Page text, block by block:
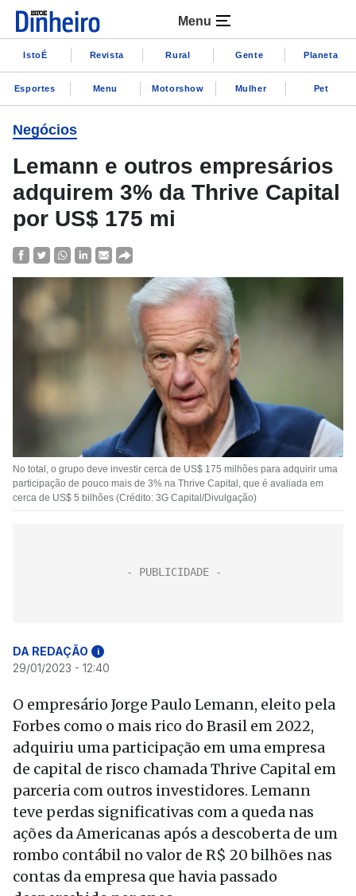
Menu
IstoÉ Revista Rural Gente Planeta
Esportes Menu Motorshow Mulher Pet
Negócios
Lemann e outros empresários
adquirem 3% da Thrive Capital
por US$ 175 mi
No total, o grupo deve investir cerca de US$ 175 milhões para adquirir uma
participação de pouco mais de 3% na Thrive Capital, que é avaliada em
cerca de US$ 5 bilhões (Crédito: 3G Capital/Divulgação)
DA REDAÇÃO i
29/01/2023 - 12:40
O empresário Jorge Paulo Lemann, eleito pela
Forbes como o mais rico do Brasil em 2022,
adquiriu uma participação em uma empresa
de capital de risco chamada Thrive Capital em
parceria com outros investidores. Lemann
teve perdas significativas com a queda nas
ações da Americanas após a descoberta de um
rombo contábil no valor de R$ 20 bilhões nas
contas da empresa que havia passado